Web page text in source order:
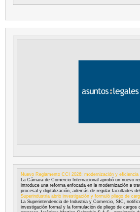
Nuevo Reglamento CCI 2026: modernización y eficiencia
La Cámara de Comercio Internacional aprobó un nuevo
introduce una reforma enfocada en la modernización a
procesal y digitalización, además de regular facultades
Superindustria abrió investigación y formuló pliego de
La Superintendencia de Industria y Comercio, SIC,
investigación formal y la formulación de pliego de cargos